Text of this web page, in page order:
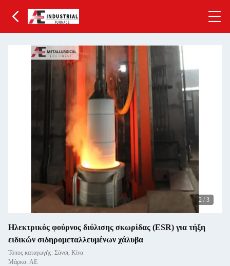
2 / 3
Ηλεκτρικός φούρνος διύλισης σκωρίδας (ESR) για τήξη
ειδικών σιδηρομεταλλευμένων χάλυβα
Τόπος καταγωγής: Σάνσι, Κίνα
Μάρκα: AE